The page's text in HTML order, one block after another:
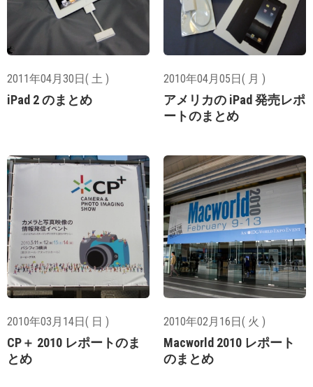
2011年04月30日( 土 )
iPad 2 のまとめ
2010年04月05日( 月 )
アメリカの iPad 発売レポ
ートのまとめ
2010年03月14日( 日 )
CP＋ 2010 レポートのま
とめ
2010年02月16日( 火 )
Macworld 2010 レポート
のまとめ